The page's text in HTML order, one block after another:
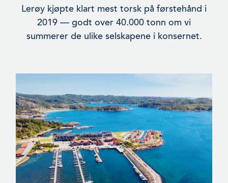
Lerøy kjøpte klart mest torsk på førstehånd i
2019 — godt over 40.000 tonn om vi
summerer de ulike selskapene i konsernet.